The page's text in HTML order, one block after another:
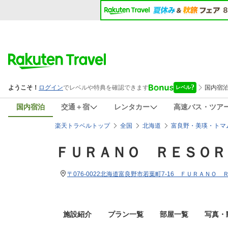
国内宿泊 交通＋宿 レンタカー 高速バス・ツア
楽天トラベルトップ 全国 北海道 富良野・美瑛・トマ
ＦＵＲＡＮＯ ＲＥＳＯ
〒076-0022北海道富良野市若葉町7-16 ＦＵＲＡＮＯ
施設紹介 プラン一覧 部屋一覧 写真・